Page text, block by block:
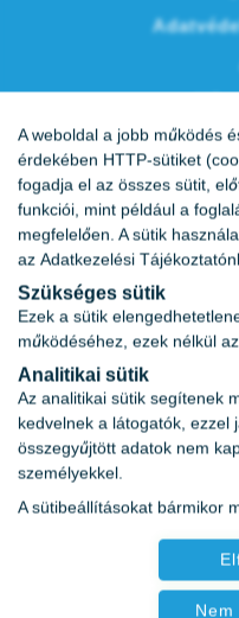
A weboldal a jobb működés
érdekében HTTP-sütiket
fogadja el az összes sütit,
funkciói, mint például a
megfelelően. A sütik
az Adatkezelési
Szükséges sütik
Ezek a sütik
működéséhez, ezek nélkül
Analitikai sütik
Az analitikai sütik segítenek
kedvelnek a látogatók, ezzel
összegyűjtött adatok nem
személyekkel.
A sütibeállításokat bármikor
A képek a
alapján